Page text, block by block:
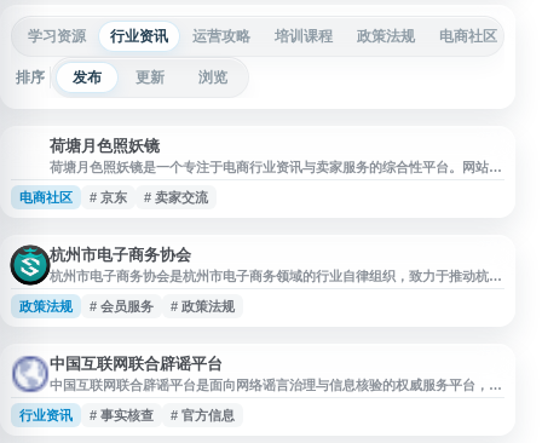
学习资源 行业资讯 运营攻略 培训课程 政策法规 电商社区
排序 发布 更新 浏览
荷塘月色照妖镜
荷塘月色照妖镜是一个专注于电商行业资讯与卖家服务的综合性平台。网站主
要面向淘宝、天猫、京东、拼多多等电商平台的卖家群体，提供行业动态、运
营技巧、平台规则解读、选品分析等实用内容。 平台设有论坛社区，汇聚大
卖家提升经营效率。
电商社区 # 京东 # 卖家交流
杭州市电子商务协会
杭州市电子商务协会是杭州市电子商务领域的行业自律组织，致力于推动杭州
电商产业健康发展。协会为会员企业提供政策咨询、行业交流、资源对接等综
合服务，搭建政府与企业间的沟通桥梁。 网站提供协会动态、政策法规、行
合作与经验分享。 作
政策法规 # 会员服务 # 政策法规
中国互联网联合辟谣平台
中国互联网联合辟谣平台是面向网络谣言治理与信息核验的权威服务平台，提
供谣言线索举报入口、辟谣信息发布、热点谣言澄清等内容，帮助用户识别不
实信息、了解官方核查结果。网站适合关注网络安全、舆情治理、事实核查和
行业资讯 # 事实核查 # 官方信息